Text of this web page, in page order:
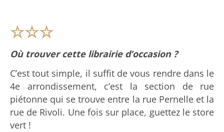
☆☆☆
Où trouver cette librairie d’occasion ?
C’est tout simple, il suffit de vous rendre dans le
4e arrondissement, c’est la section de rue
piétonne qui se trouve entre la rue Pernelle et la
rue de Rivoli. Une fois sur place, guettez le store
vert !